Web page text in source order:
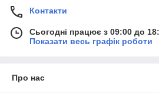
Контакти
Сьогодні працює з 09:00 до
Показати весь графік роботи
Про нас